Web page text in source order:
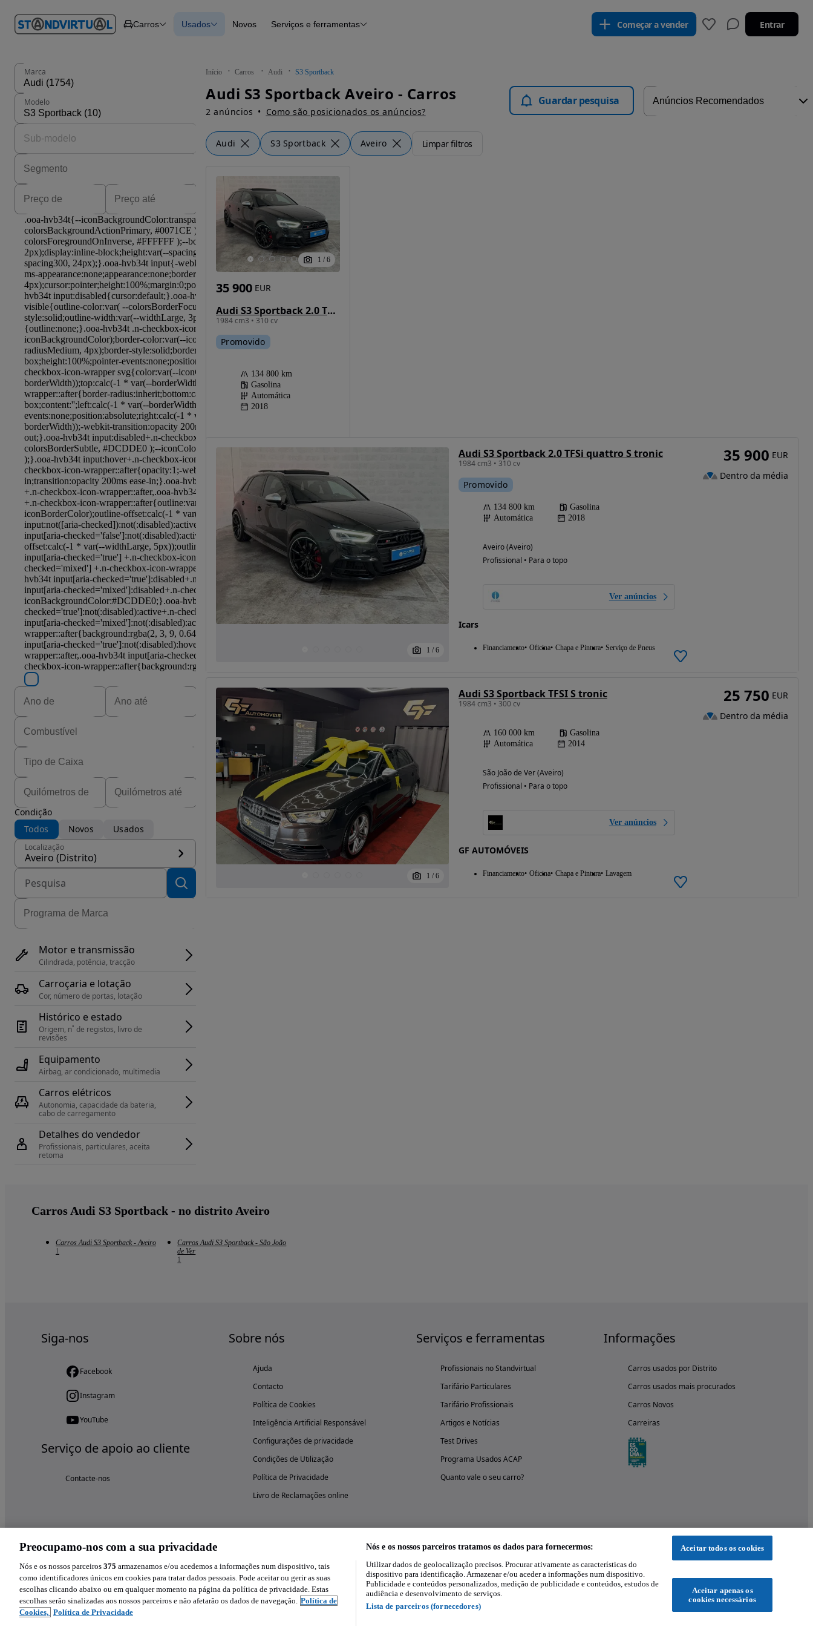
em
Carros Carros
Carros
Novos
Usados Novos
Histórico do veículo
Serviços e ferramentas Começar a vender Entrar
Início Carros Audi S3 Sportback
Audi S3 Sportback Aveiro - Carros
2 anúncios Como são posicionados os anúncios?
Guardar pesquisa
Audi S3 Sportback Aveiro Limpar filtros
Marca
Modelo
Possibilidade de
financiamento
Condição
Todos
Novos Usados
Localização
Aveiro (Distrito)
Motor e transmissão
Cilindrada, potência, tracção
Carroçaria e lotação
Cor, número de portas, lotação
Histórico e estado
Origem, n˚ de registos, livro de
revisões
Equipamento
Airbag, ar condicionado, multimedia
Carros elétricos
Autonomia, capacidade da bateria,
cabo de carregamento
Detalhes do vendedor
Profissionais, particulares, aceita
retoma
1 / 6
Audi S3 Sportback 2.0 TFSi quattro S tronic
1984 cm3 • 310 cv
35 900 EUR
Promovido
134 800 km
Gasolina
Automática
2018
1 / 6
Audi S3 Sportback 2.0 TFSi quattro S tronic
1984 cm3 • 310 cv
Promovido
134 800 km
Gasolina
Automática
2018
Aveiro (Aveiro)
Profissional • Para o topo
Ver anúncios
Icars
Financiamento Oficina Chapa e Pintura Serviço de Pneus
35 900 EUR
Dentro da média
1 / 6
Audi S3 Sportback TFSI S tronic
1984 cm3 • 300 cv
160 000 km
Gasolina
Automática
2014
São João de Ver (Aveiro)
Profissional • Para o topo
Ver anúncios
GF AUTOMÓVEIS
Financiamento Oficina Chapa e Pintura Lavagem
25 750 EUR
Dentro da média
Carros Audi S3 Sportback - no distrito Aveiro
Carros Audi S3 Sportback - Aveiro
1
Carros Audi S3 Sportback - São João
de Ver
1
Siga-nos
Facebook
Instagram
YouTube
Serviço de apoio ao cliente
Contacte-nos
Sobre nós
Ajuda
Contacto
Política de Cookies
Inteligência Artificial Responsável
Configurações de privacidade
Condições de Utilização
Política de Privacidade
Livro de Reclamações online
Serviços e ferramentas
Profissionais no Standvirtual
Tarifário Particulares
Tarifário Profissionais
Artigos e Notícias
Test Drives
Programa Usados ACAP
Quanto vale o seu carro?
Informações
Carros usados por Distrito
Carros usados mais procurados
Carros Novos
Carreiras
Experimenta a aplicação
Preocupamo-nos com a sua privacidade
Nós e os nossos parceiros 375 armazenamos e/ou acedemos a informações num dispositivo, tais
como identificadores únicos em cookies para tratar dados pessoais. Pode aceitar ou gerir as suas
escolhas clicando abaixo ou em qualquer momento na página da política de privacidade. Estas
escolhas serão sinalizadas aos nossos parceiros e não afetarão os dados de navegação. Política de
Cookies, Política de Privacidade
Nós e os nossos parceiros tratamos os dados para fornecermos:
Utilizar dados de geolocalização precisos. Procurar ativamente as características do
dispositivo para identificação. Armazenar e/ou aceder a informações num dispositivo.
Publicidade e conteúdos personalizados, medição de publicidade e conteúdos, estudos de
audiência e desenvolvimento de serviços.
Lista de parceiros (fornecedores)
Aceitar todos os cookies
Aceitar apenas os
cookies necessários